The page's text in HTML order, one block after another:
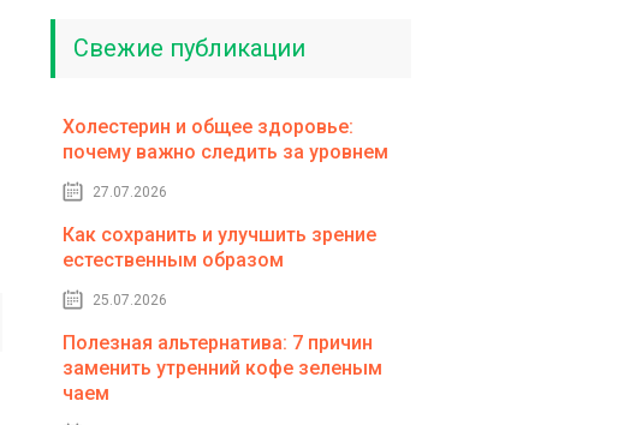
Свежие публикации
Холестерин и общее здоровье:
почему важно следить за уровнем
27.07.2026
Как сохранить и улучшить зрение
естественным образом
25.07.2026
Полезная альтернатива: 7 причин
заменить утренний кофе зеленым
чаем